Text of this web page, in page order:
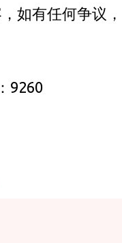
如有任何争议，
9260